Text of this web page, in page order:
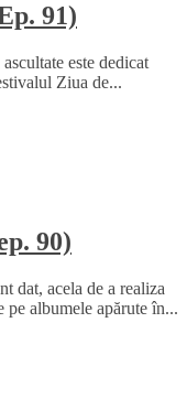
91)
este dedicat
Ziua de...
90)
dat, acela de a realiza
pe albumele apărute în...